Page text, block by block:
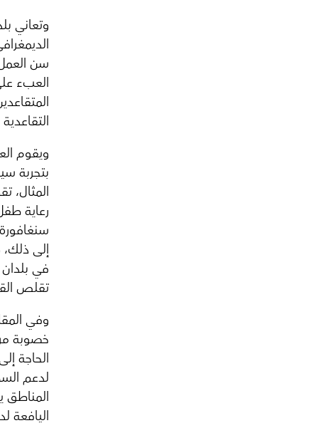
وتعاني
سن
العبء
ويقوم
بتجربة
المثال،
رعاية
إلى ذلك،
في بلدان
تقلص
وفي
خصوبة
الحاجة
لدعم
المناطق
اليافعة